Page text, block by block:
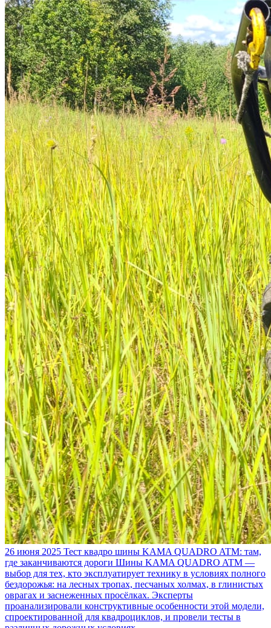
26 июня 2025 Тест квадро шины KAMA QUADRO ATM: там,
где заканчиваются дороги Шины KAMA QUADRO ATM —
выбор для тех, кто эксплуатирует технику в условиях полного
бездорожья: на лесных тропах, песчаных холмах, в глинистых
оврагах и заснеженных просёлках. Эксперты
проанализировали конструктивные особенности этой модели,
спроектированной для квадроциклов, и провели тесты в